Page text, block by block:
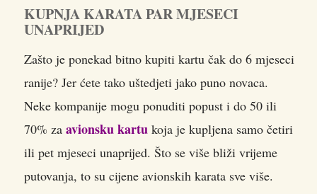
KUPNJA KARATA PAR MJESECI
UNAPRIJED
Zašto je ponekad bitno kupiti kartu čak do 6 mjeseci
ranije? Jer ćete tako uštedjeti jako puno novaca.
Neke kompanije mogu ponuditi popust i do 50 ili
70% za avionsku kartu koja je kupljena samo četiri
ili pet mjeseci unaprijed. Što se više bliži vrijeme
putovanja, to su cijene avionskih karata sve više.